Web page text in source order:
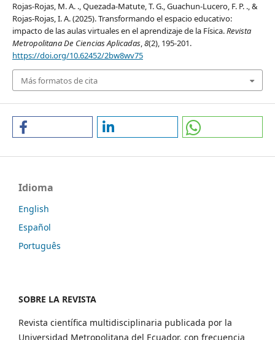
Rojas-Rojas, M. A. ., Quezada-Matute, T. G., Guachun-Lucero, F. P. ., &
Rojas-Rojas, I. A. (2025). Transformando el espacio educativo:
impacto de las aulas virtuales en el aprendizaje de la Física.Revista
Metropolitana De Ciencias Aplicadas,8(2), 195-201.
https://doi.org/10.62452/2bw8wv75
Más formatos de cita
Idioma
English
Español
Português
SOBRE LA REVISTA
Revista científica multidisciplinaria publicada por la
Universidad Metropolitana del Ecuador, con frecuencia